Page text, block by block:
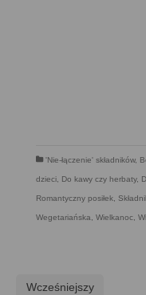
'Nie-łączenie' składników,
dzieci Do kawy czy herbaty,
Romantyczny posiłek
Wegetariańska Wielkanoc
Wcześniejszy